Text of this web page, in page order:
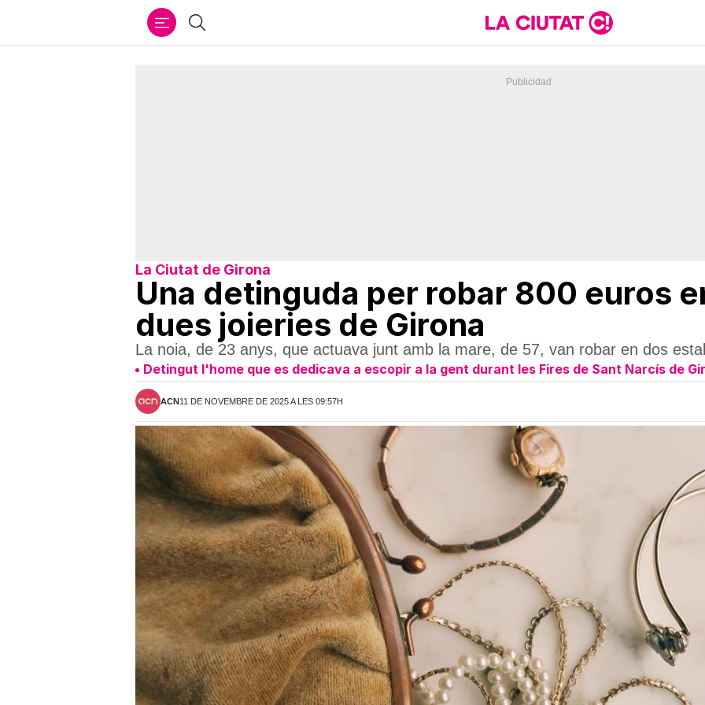
Cercar
La Ciutat de Girona
Una detinguda per robar 800 euros
dues joieries de Girona
La noia, de 23 anys, que actuava junt amb la mare, de 57, van robar en dos
Detingut l'home que es dedicava a escopir a la gent durant les Fires de Sant Narcís de
ACN11 DE NOVEMBRE DE 2025 A LES 09:57H